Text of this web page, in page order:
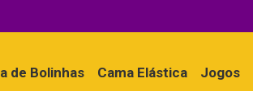
de Bolinhas Cama Elástica Jogos